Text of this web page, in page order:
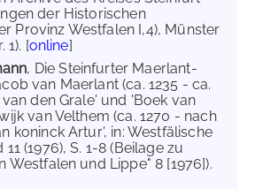
der Historischen
Provinz Westfalen I,4), Münster
1). [online]
, Die Steinfurter Maerlant-
van Maerlant (ca. 1235 - ca.
van den Grale' und 'Boek van
van Velthem (ca. 1270 - nach
koninck Artur', in: Westfälische
(1976), S. 1-8 (Beilage zu
Westfalen und Lippe" 8 [1976]).